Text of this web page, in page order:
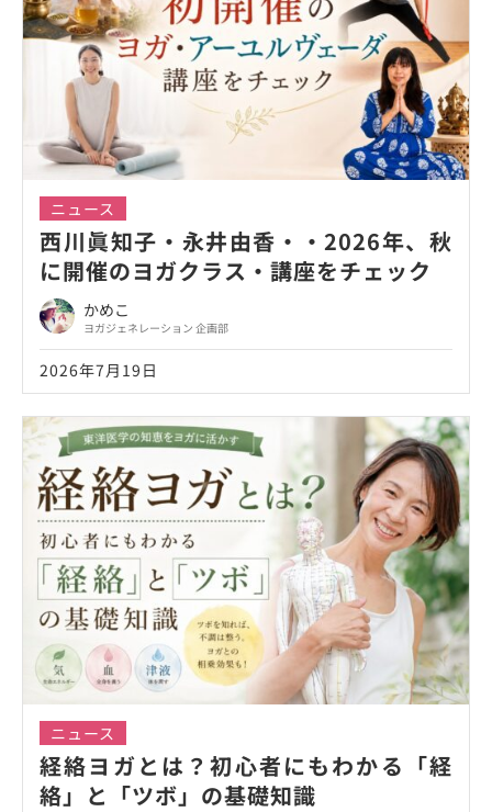
ニュース
西川眞知子・永井由香・・2026年、秋
に開催のヨガクラス・講座をチェック
かめこ
ヨガジェネレーション 企画部
2026年7月19日
ニュース
経絡ヨガとは？初心者にもわかる「経
絡」と「ツボ」の基礎知識